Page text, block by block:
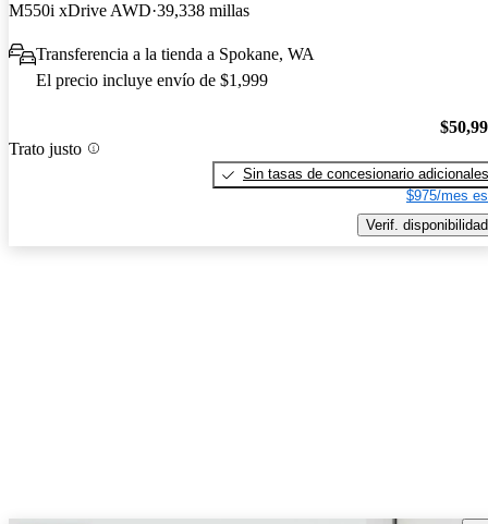
M550i xDrive AWD 39,338 millas
Transferencia a la tienda a Spokane, WA
El precio incluye envío de $1,999
Trato justo
Sin tasas de concesionario adicionales
$975/mes
Verif. disponibilidad